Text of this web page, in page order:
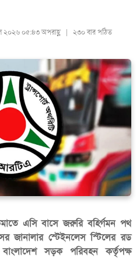
২০২৬ ০৫:৪৩ অপরাহ্ণ | ২৩০ বার পঠিত
এসি বাসে জরুরি বহির্গমন পথ
জানালার স্টেইনলেস স্টিলের রড
বাংলাদেশ সড়ক পরিবহন কর্তৃপক্ষ